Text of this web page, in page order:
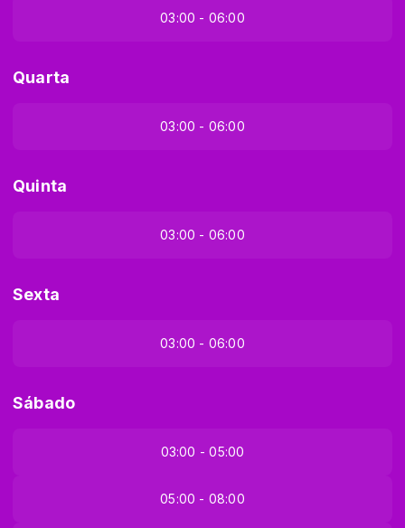
03:00 - 06:00
Quarta
03:00 - 06:00
Quinta
03:00 - 06:00
Sexta
03:00 - 06:00
Sábado
03:00 - 05:00
05:00 - 08:00